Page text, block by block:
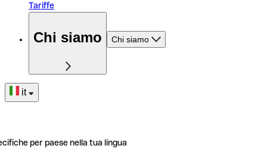
Tariffe
Chi siamo Chi siamo
it
per paese nella tua lingua